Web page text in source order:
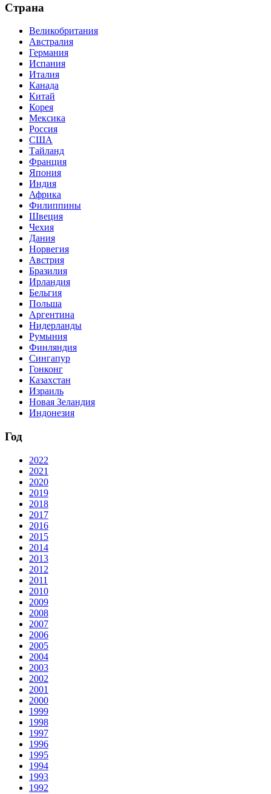
Страна
Великобритания
Австралия
Германия
Испания
Италия
Канада
Китай
Корея
Мексика
Россия
США
Тайланд
Франция
Япония
Индия
Африка
Филиппины
Швеция
Чехия
Дания
Норвегия
Австрия
Бразилия
Ирландия
Бельгия
Польша
Аргентина
Нидерланды
Румыния
Финляндия
Сингапур
Гонконг
Казахстан
Израиль
Новая Зеландия
Индонезия
Год
2022
2021
2020
2019
2018
2017
2016
2015
2014
2013
2012
2011
2010
2009
2008
2007
2006
2005
2004
2003
2002
2001
2000
1999
1998
1997
1996
1995
1994
1993
1992